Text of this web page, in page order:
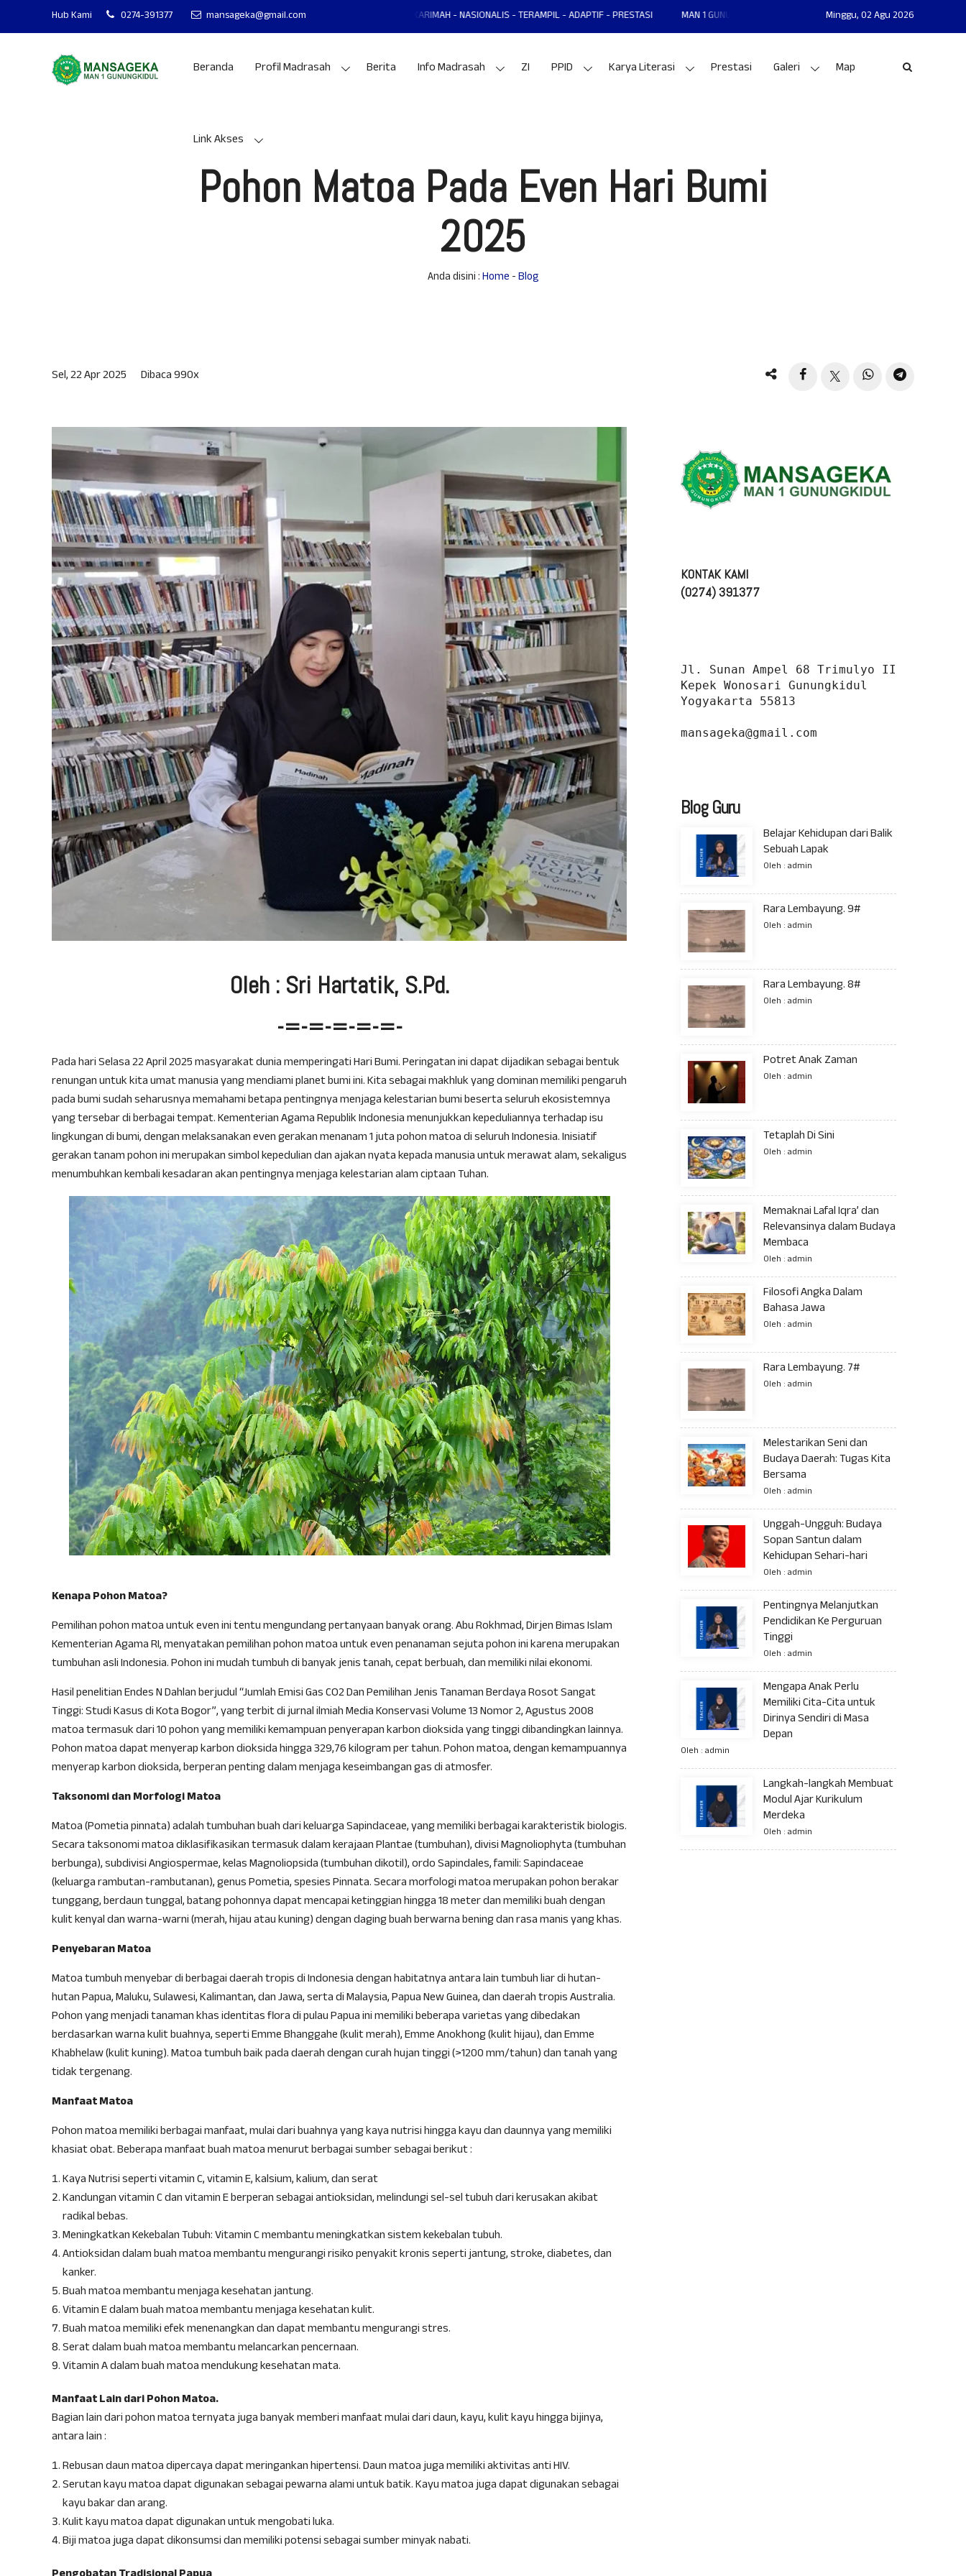
Hub Kami 0274-391377 mansageka@gmail.com
MAN 1 GUNUNGKIDUL MANTAP - MANDIRI - AKHLAKUL KARIMAH - NASIONALIS - TERAMPIL - ADAPTIF - PRESTASI MAN 1 GUNUNGKIDUL MANTAP - MANDIRI - AKHLAKUL KARIMAH - NASIONALIS -
Minggu,02 Agu 2026
Beranda Profil Madrasah Berita Info Madrasah ZI PPID Karya Literasi Prestasi Galeri Map
Link Akses
Pohon Matoa Pada Even Hari Bumi
2025
Anda disini :Home -Blog
Sel, 22 Apr 2025 Dibaca 990x
Oleh : Sri Hartatik, S.Pd.
-=-=-=-=-=-
Pada hari Selasa 22 April 2025 masyarakat dunia memperingati Hari Bumi. Peringatan ini dapat dijadikan sebagai bentuk
renungan untuk kita umat manusia yang mendiami planet bumi ini. Kita sebagai makhluk yang dominan memiliki pengaruh
pada bumi sudah seharusnya memahami betapa pentingnya menjaga kelestarian bumi beserta seluruh ekosistemnya
yang tersebar di berbagai tempat. Kementerian Agama Republik Indonesia menunjukkan kepeduliannya terhadap isu
lingkungan di bumi, dengan melaksanakan even gerakan menanam 1 juta pohon matoa di seluruh Indonesia. Inisiatif
gerakan tanam pohon ini merupakan simbol kepedulian dan ajakan nyata kepada manusia untuk merawat alam, sekaligus
menumbuhkan kembali kesadaran akan pentingnya menjaga kelestarian alam ciptaan Tuhan.
Kenapa Pohon Matoa?
Pemilihan pohon matoa untuk even ini tentu mengundang pertanyaan banyak orang. Abu Rokhmad, Dirjen Bimas Islam
Kementerian Agama RI, menyatakan pemilihan pohon matoa untuk even penanaman sejuta pohon ini karena merupakan
tumbuhan asli Indonesia. Pohon ini mudah tumbuh di banyak jenis tanah, cepat berbuah, dan memiliki nilai ekonomi.
Hasil penelitian Endes N Dahlan berjudul “Jumlah Emisi Gas CO2 Dan Pemilihan Jenis Tanaman Berdaya Rosot Sangat
Tinggi: Studi Kasus di Kota Bogor”, yang terbit di jurnal ilmiah Media Konservasi Volume 13 Nomor 2, Agustus 2008
matoa termasuk dari 10 pohon yang memiliki kemampuan penyerapan karbon dioksida yang tinggi dibandingkan lainnya.
Pohon matoa dapat menyerap karbon dioksida hingga 329,76 kilogram per tahun. Pohon matoa, dengan kemampuannya
menyerap karbon dioksida, berperan penting dalam menjaga keseimbangan gas di atmosfer.
Taksonomi dan Morfologi Matoa
Matoa (Pometia pinnata) adalah tumbuhan buah dari keluarga Sapindaceae, yang memiliki berbagai karakteristik biologis.
Secara taksonomi matoa diklasifikasikan termasuk dalam kerajaan Plantae (tumbuhan), divisi Magnoliophyta (tumbuhan
berbunga), subdivisi Angiospermae, kelas Magnoliopsida (tumbuhan dikotil), ordo Sapindales, famili: Sapindaceae
(keluarga rambutan-rambutanan), genus Pometia, spesies Pinnata. Secara morfologi matoa merupakan pohon berakar
tunggang, berdaun tunggal, batang pohonnya dapat mencapai ketinggian hingga 18 meter dan memiliki buah dengan
kulit kenyal dan warna-warni (merah, hijau atau kuning) dengan daging buah berwarna bening dan rasa manis yang khas.
Penyebaran Matoa
Matoa tumbuh menyebar di berbagai daerah tropis di Indonesia dengan habitatnya antara lain tumbuh liar di hutan-
hutan Papua, Maluku, Sulawesi, Kalimantan, dan Jawa, serta di Malaysia, Papua New Guinea, dan daerah tropis Australia.
Pohon yang menjadi tanaman khas identitas flora di pulau Papua ini memiliki beberapa varietas yang dibedakan
berdasarkan warna kulit buahnya, seperti Emme Bhanggahe (kulit merah), Emme Anokhong (kulit hijau), dan Emme
Khabhelaw (kulit kuning). Matoa tumbuh baik pada daerah dengan curah hujan tinggi (>1200 mm/tahun) dan tanah yang
tidak tergenang.
Manfaat Matoa
Pohon matoa memiliki berbagai manfaat, mulai dari buahnya yang kaya nutrisi hingga kayu dan daunnya yang memiliki
khasiat obat. Beberapa manfaat buah matoa menurut berbagai sumber sebagai berikut :
Kaya Nutrisi seperti vitamin C, vitamin E, kalsium, kalium, dan serat
Kandungan vitamin C dan vitamin E berperan sebagai antioksidan, melindungi sel-sel tubuh dari kerusakan akibat
radikal bebas.
Meningkatkan Kekebalan Tubuh: Vitamin C membantu meningkatkan sistem kekebalan tubuh.
Antioksidan dalam buah matoa membantu mengurangi risiko penyakit kronis seperti jantung, stroke, diabetes, dan
kanker.
Buah matoa membantu menjaga kesehatan jantung.
Vitamin E dalam buah matoa membantu menjaga kesehatan kulit.
Buah matoa memiliki efek menenangkan dan dapat membantu mengurangi stres.
Serat dalam buah matoa membantu melancarkan pencernaan.
Vitamin A dalam buah matoa mendukung kesehatan mata.
Manfaat Lain dari Pohon Matoa.
Bagian lain dari pohon matoa ternyata juga banyak memberi manfaat mulai dari daun, kayu, kulit kayu hingga bijinya,
antara lain :
Rebusan daun matoa dipercaya dapat meringankan hipertensi. Daun matoa juga memiliki aktivitas anti HIV.
Serutan kayu matoa dapat digunakan sebagai pewarna alami untuk batik. Kayu matoa juga dapat digunakan sebagai
kayu bakar dan arang.
Kulit kayu matoa dapat digunakan untuk mengobati luka.
Biji matoa juga dapat dikonsumsi dan memiliki potensi sebagai sumber minyak nabati.
KONTAK KAMI
(0274) 391377
Jl. Sunan Ampel 68 Trimulyo II
Kepek Wonosari Gunungkidul
Yogyakarta 55813
mansageka@gmail.com
Blog Guru
Belajar Kehidupan dari Balik
Sebuah Lapak
Oleh : admin
Rara Lembayung. 9#
Oleh : admin
Rara Lembayung. 8#
Oleh : admin
Potret Anak Zaman
Oleh : admin
Tetaplah Di Sini
Oleh : admin
Memaknai Lafal Iqra’ dan
Relevansinya dalam Budaya
Membaca
Oleh : admin
Filosofi Angka Dalam
Bahasa Jawa
Oleh : admin
Rara Lembayung. 7#
Oleh : admin
Melestarikan Seni dan
Budaya Daerah: Tugas Kita
Bersama
Oleh : admin
Unggah-Ungguh: Budaya
Sopan Santun dalam
Kehidupan Sehari-hari
Oleh : admin
Pentingnya Melanjutkan
Pendidikan Ke Perguruan
Tinggi
Oleh : admin
Mengapa Anak Perlu
Memiliki Cita-Cita untuk
Dirinya Sendiri di Masa
Depan
Oleh : admin
Langkah-langkah Membuat
Modul Ajar Kurikulum
Merdeka
Oleh : admin